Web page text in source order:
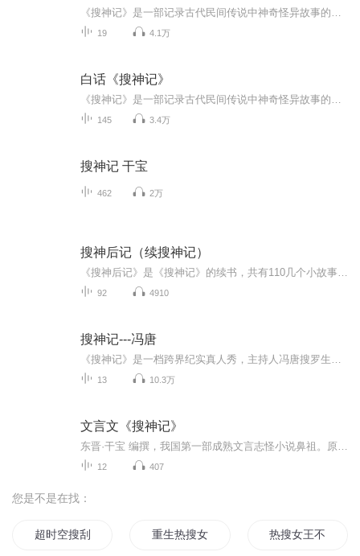
19 4.1万
白话《搜神记》
145 3.4万
搜神记 干宝
462 2万
搜神后记（续搜神记）
92 4910
搜神记---冯唐
13 10.3万
文言文《搜神记》
12 407
您是不是在找：
超时空搜刮 重生热搜女王 热搜女王不好当